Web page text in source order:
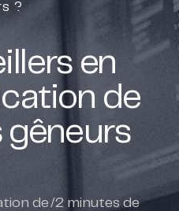
?
en
de
gêneurs
de/2 minutes de